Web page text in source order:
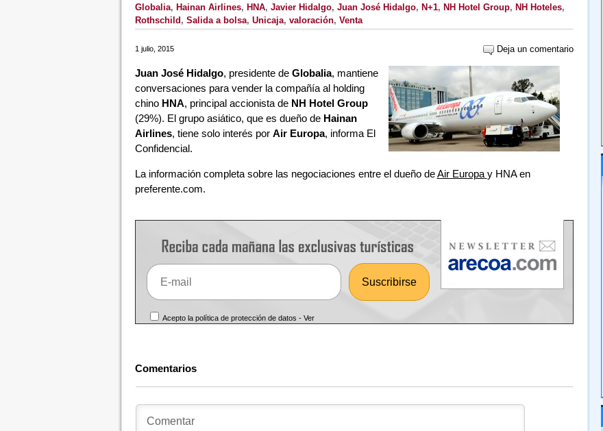
Globalia, Hainan Airlines, HNA, Javier Hidalgo, Juan José Hidalgo, N+1, NH Hotel Group, NH Hoteles,
Rothschild , Salida a bolsa, Unicaja, valoración, Venta
1 julio, 2015 Deja un comentario
Juan José Hidalgo, presidente deGlobalia, mantiene
conversaciones para vender la compañía al holding
chino HNA, principal accionista de NH Hotel Group
(29%). El grupo asiático, que es dueño de Hainan
Airlines, tiene solo interés por Air Europa, informa El
Confidencial.
La información completa sobre las negociaciones entre el dueño deAir Europa y HNA en
preferente.com.
Acepto la política de protección de datos -Ver
Comentarios